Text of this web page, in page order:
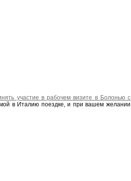
участие в рабочем визите в Болонью с
в Италию поездке, и при вашем желании